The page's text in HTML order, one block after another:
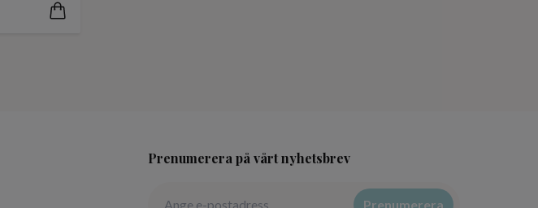
Prenumerera på vårt nyhetsbrev
Prenumerera